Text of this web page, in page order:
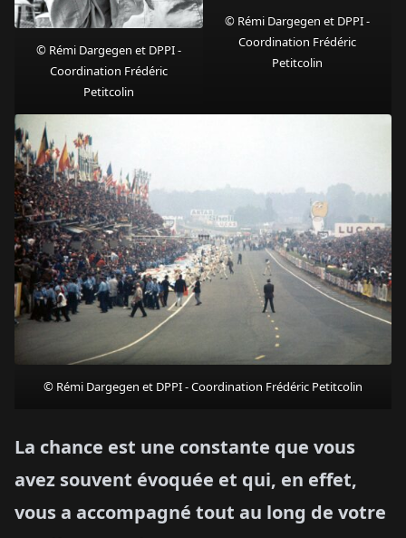
© Rémi Dargegen et DPPI -
Coordination Frédéric
Petitcolin
© Rémi Dargegen et DPPI -
Coordination Frédéric
Petitcolin
© Rémi Dargegen et DPPI - Coordination Frédéric Petitcolin
La chance est une constante que vous
avez souvent évoquée et qui, en effet,
vous a accompagné tout au long de votre